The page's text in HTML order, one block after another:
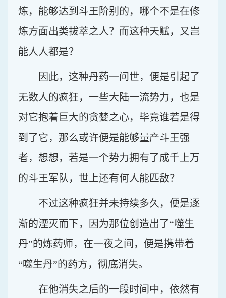
炼，能够达到斗王阶别的，哪个不是在修
炼方面出类拔萃之人？而这种天赋，又岂
能人人都是？
因此，这种丹药一问世，便是引起了
无数人的疯狂，一些大陆一流势力，也是
对它抱着巨大的贪婪之心，毕竟谁若是得
到了它，那么或许便是能够量产斗王强
者，想想，若是一个势力拥有了成千上万
的斗王军队，世上还有何人能匹敌？
不过这种疯狂并未持续多久，便是逐
渐的湮灭而下，因为那位创造出了“噬生
丹”的炼药师，在一夜之间，便是携带着
“噬生丹”的药方，彻底消失。
在他消失之后的一段时间中，依然有